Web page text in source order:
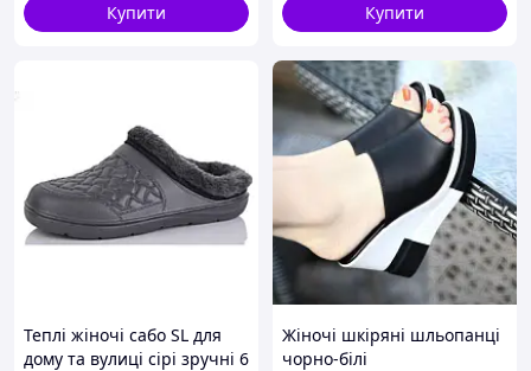
Купити
Купити
Теплі жіночі сабо SL для
дому та вулиці сірі зручні 6
Жіночі шкіряні шльопанці
чорно-білі